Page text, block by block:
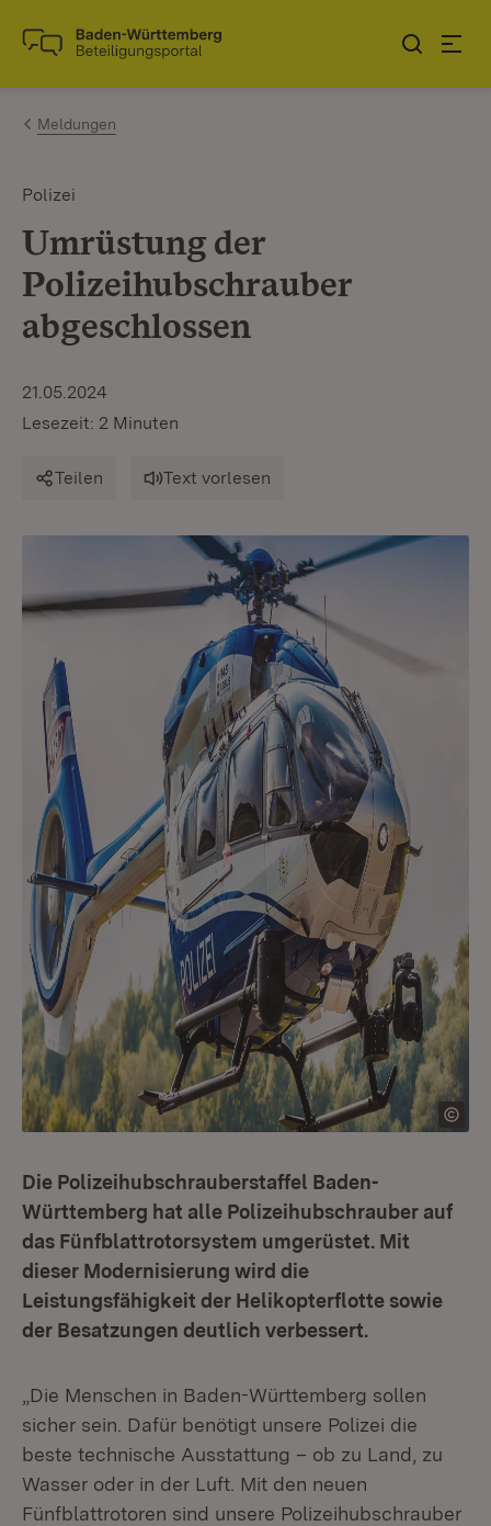
Zum Inhalt springen
Link zur Startseite
Meldungen
Polizei
Umrüstung der
Polizeihubschrauber
abgeschlossen
21.05.2024
Lesezeit: 2 Minuten
Teilen Text vorlesen
Die Polizeihubschrauberstaffel Baden-
Württemberg hat alle Polizeihubschrauber auf
das Fünfblattrotorsystem umgerüstet. Mit
dieser Modernisierung wird die
Leistungsfähigkeit der Helikopterflotte sowie
der Besatzungen deutlich verbessert.
„Die Menschen in Baden-Württemberg sollen
sicher sein. Dafür benötigt unsere Polizei die
beste technische Ausstattung – ob zu Land, zu
Wasser oder in der Luft. Mit den neuen
Fünfblattrotoren sind unsere Polizeihubschrauber